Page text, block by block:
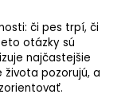
či pes trpí, či
otázky sú
najčastejšie
pozorujú, a